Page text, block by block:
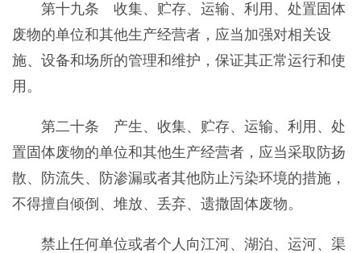
第十九条 收集、贮存、运输、利用、处置固体
废物的单位和其他生产经营者，应当加强对相关设
施、设备和场所的管理和维护，保证其正常运行和使
用。
第二十条 产生、收集、贮存、运输、利用、处
置固体废物的单位和其他生产经营者，应当采取防扬
散、防流失、防渗漏或者其他防止污染环境的措施，
不得擅自倾倒、堆放、丢弃、遗撒固体废物。
禁止任何单位或者个人向江河、湖泊、运河、渠